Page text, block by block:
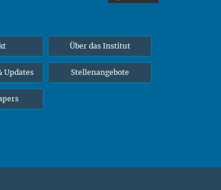
Über das Institut
Updates Stellenangebote